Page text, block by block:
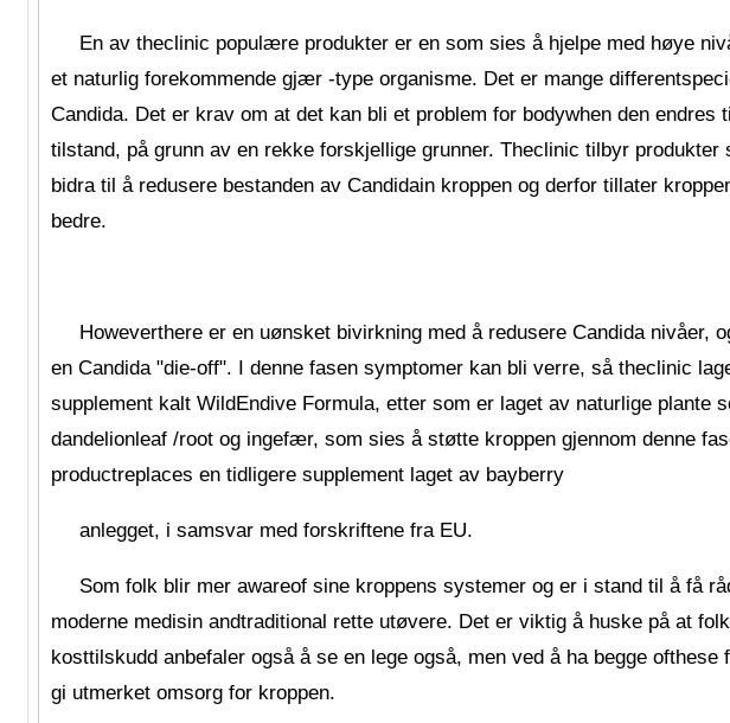
En av theclinic populære produkter er en som sies å hjelpe med høye
et naturlig forekommende gjær -type organisme. Det er mange
Candida. Det er krav om at det kan bli et problem for bodywhen den endres
tilstand, på grunn av en rekke forskjellige grunner. Theclinic tilbyr produkter
bidra til å redusere bestanden av Candidain kroppen og derfor tillater
bedre.
Howeverthere er en uønsket bivirkning med å redusere Candida nivåer,
en Candida "die-off". I denne fasen symptomer kan bli verre, så theclinic
supplement kalt WildEndive Formula, etter som er laget av naturlige plante
dandelionleaf /root og ingefær, som sies å støtte kroppen gjennom denne
productreplaces en tidligere supplement laget av bayberry
anlegget, i samsvar med forskriftene fra EU.
Som folk blir mer awareof sine kroppens systemer og er i stand til å få
moderne medisin andtraditional rette utøvere. Det er viktig å huske på at
kosttilskudd anbefaler også å se en lege også, men ved å ha begge ofthese
gi utmerket omsorg for kroppen.